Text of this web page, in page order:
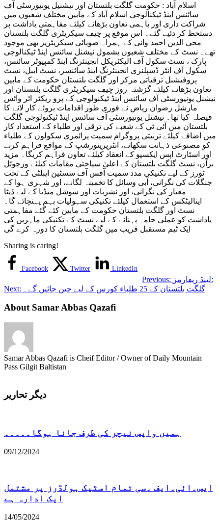
کے
تکنیکی
ماہرین
کی
ایک
ٹیم
مستقبل
قریب
میں
گلگت
بلتستان
کا
دورہ
کرے
گی
اسلام آباد : حکومت گلگت بلتستان اور نیشنیل یونیورسٹی آف
سائنس اینڈ ٹیکنالوجی اسلام آباد کے مابین مختلف شعبوں میں
شراکت داری اور باہمی تعاون بڑھانے کیلئے مفاہمتی یاداشت پر
دستخط کر دئیے گئے۔ اس موقع پر چیف سیکریٹری گلگت بلتستان
محی الدین احمد وانی کے ہمراہ صوبائی سیکریٹریز بھی موجود
تھے۔ نسٹ کے مختلف شعبوں بشمول نیشنل سائنس اینڈ ٹیکنالوجی
پارک ، نسٹ سکول آف الیکٹریکل انجینئرنگ اینڈ کمپیوٹر سائنس،
سکول آف انٹر ڈسپلنری انجینئرنگ اینڈ سائنسز، نسٹ ایبل، نسٹ
پروفیشنل ترقیاتی مرکز اور گلگت بلتستان حکومت کے مابین
تعاون بڑھانے کیلئے گزشتہ روز چیف سیکریٹری گلگت بلتستان اور
نیشنل یونیورسٹی آف سائنس اینڈ ٹیکنولوجی کے پرو ریکٹر ائر وائس
مارشل رضوان ریاض نے فوری طور اقدامات بروئے کار لانے کا
فیصلہ کیا تھا۔ نیشنل یونیورسٹی آف سائنس اینڈ ٹیکنولوجی گلگت
بلتستان میں آئی ٹی کے شعبے کی ترقی اور طلباء کے استعداد کار
میں اضافے کیلئے تربیتی پروگرام سمیت پرائمری سکولوں کے طلباء
کو مصنوعی ذہانت سکھانے، انٹرپرینورشپ کے مواقع فراہم کرنے
اور اسٹارٹ اپس ایکسپو کے انعقاد کیلئے تعاون فراہم کریگا۔ مزید
برآں، نسٹ گلگت بلتستان کے اعلیٰ سیاحتی مقامات کیلئے ورچوئل
ٹورز کے لیے تکنیکی مدد سمیت آفس آف سسٹین ایبلٹی کے تحت
جنگلات کی نگرانی، آبی وسائل کا تخمینہ لگانے، اور شہری ہوا کے
معیار کی نگرانی، اور نشریات اور سوشل میڈیا کے لیے ڈیٹا
اینالیٹکس کے استعمال کیلئے تکنیکی سہولیات بہم پہنچائے گا۔
نسٹ اور گلگت بلتستان حکومت کے مابین کئے گئے مفاہمتی
یاداشت کو عملی جامہ پہنانے کے لیے نسٹ کے تکنیکی ماہرین کی
ایک ٹیم مستقبل قریب میں گلگت بلتستان کا دورہ کرے گی
Sharing is caring!
Facebook Twitter LinkedIn
Previous:
لینڈ ریفارمز:
Next:
گلگت بلتستان کے 25 طلباء کورس کے لیے چین جائیں گے۔
About Samar Abbas Qazafi
Samar Abbas Qazafi is Cheif Editor / Owner of Daily Mountain
Pass Gilgit Baltistan
دیگر تحاریر
ہمیں واپس نیچر کی طرف جانا ہوگا۔۔۔۔۔
09/12/2024
ایس۔ائی۔ایف ۔سی تمام اسٹیک ہولڈرز پر مشتمل
ایک ادارہ ہے
14/05/2024